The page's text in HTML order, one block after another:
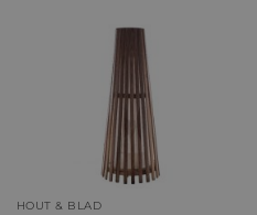
HOUT & BLAD